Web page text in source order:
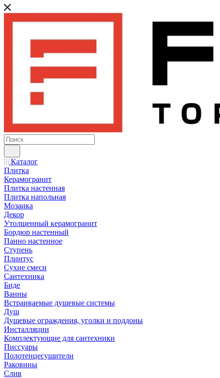
Каталог
Плитка
Керамогранит
Плитка настенная
Плитка напольная
Мозаика
Декор
Утолщенный керамогранит
Бордюр настенный
Панно настенное
Ступень
Плинтус
Сухие смеси
Сантехника
Биде
Ванны
Встраиваемые душевые системы
Душ
Душевые ограждения, уголки и поддоны
Инсталляции
Комплектующие для сантехники
Писсуары
Полотенцесушители
Раковины
Слив